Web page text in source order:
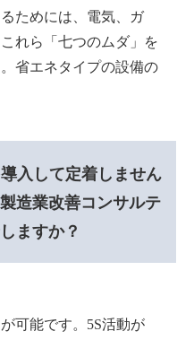
ためには、電気、ガ
れら「七つのムダ」を
省エネタイプの設備の
入して定着しません
造業改善コンサルテ
ますか？
可能です。5S活動が